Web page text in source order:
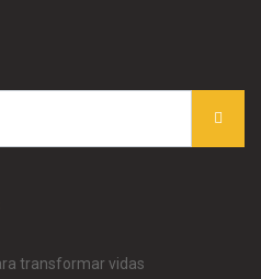
transformar vidas